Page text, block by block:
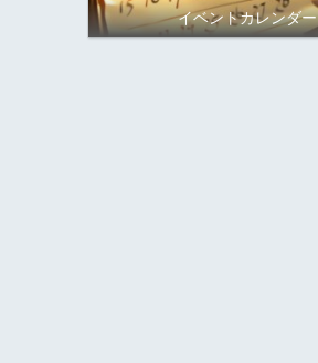
イベントカレンダー